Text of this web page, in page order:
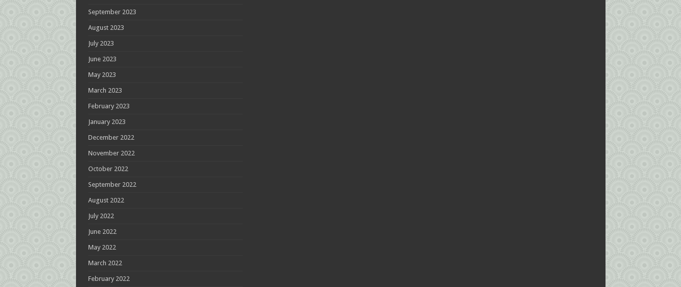
September 2023
August 2023
July 2023
June 2023
May 2023
March 2023
February 2023
January 2023
December 2022
November 2022
October 2022
September 2022
August 2022
July 2022
June 2022
May 2022
March 2022
February 2022